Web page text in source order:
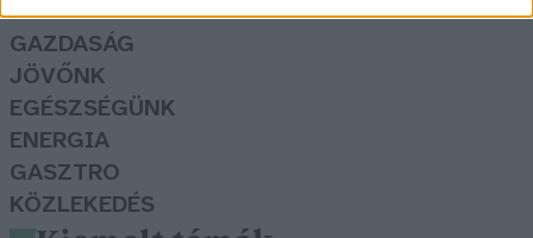
HULLADÉK
GAZDASÁG
JÖVŐNK
EGÉSZSÉGÜNK
ENERGIA
GASZTRO
KÖZLEKEDÉS